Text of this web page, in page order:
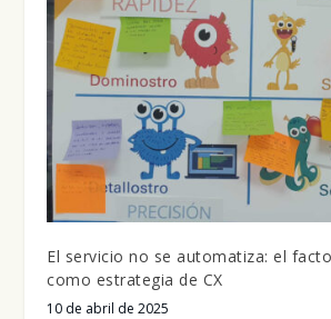
El servicio no se automatiza: el
como estrategia de CX
10 de abril de 2025